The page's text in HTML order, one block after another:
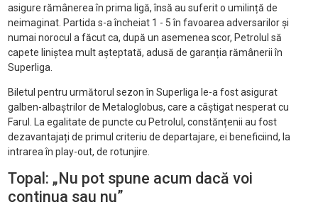
asigure rămânerea în prima ligă, însă au suferit o umilință de
neimaginat. Partida s-a încheiat 1 - 5 în favoarea adversarilor și
numai norocul a făcut ca, după un asemenea scor, Petrolul să
capete liniștea mult așteptată, adusă de garanția rămânerii în
Superliga.
Biletul pentru următorul sezon în Superliga le-a fost asigurat
galben-albaștrilor de Metaloglobus, care a câștigat nesperat cu
Farul. La egalitate de puncte cu Petrolul, constănțenii au fost
dezavantajați de primul criteriu de departajare, ei beneficiind, la
intrarea în play-out, de rotunjire.
Topal: „Nu pot spune acum dacă voi
continua sau nu”